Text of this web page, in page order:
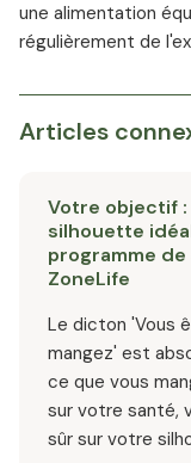
une alimentation
régulièrement de
Articles
Votre objectif
silhouette
programme
ZoneLife
Le dicton 'Vous
mangez' est
ce que vous
sur votre santé,
sûr sur votre